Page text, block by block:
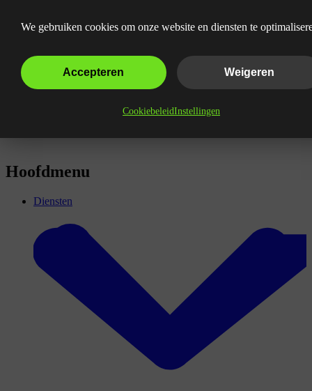
Wat is duplicate content?
Hoofdmenu
Diensten
We gebruiken cookies om onze website en diensten te
Accepteren Weigeren
CookiebeleidInstellingen